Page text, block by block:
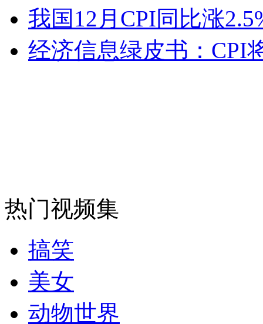
走！跟着总书记去植树
我国12月CPI同比涨
经济信息绿皮书：CPI
热门视频集
搞笑
美女
动物世界